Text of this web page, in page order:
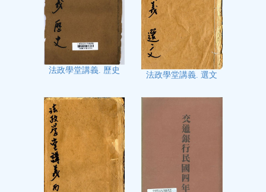
法政學堂講義. 歷史
法政學堂講義. 選文